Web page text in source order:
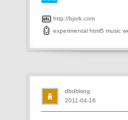
http://bjork.com
experimental html5 music
2011-04-16
dbdbking